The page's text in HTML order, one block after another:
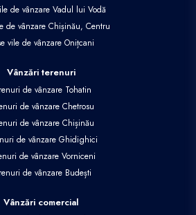
de vânzare Vadul lui Vodă
de vânzare Chișinău, Centru
vile de vânzare Onițcani
Vânzări terenuri
de vânzare Tohatin
de vânzare Chetrosu
de vânzare Chișinău
de vânzare Ghidighici
de vânzare Vorniceni
de vânzare Budești
Vânzări comercial